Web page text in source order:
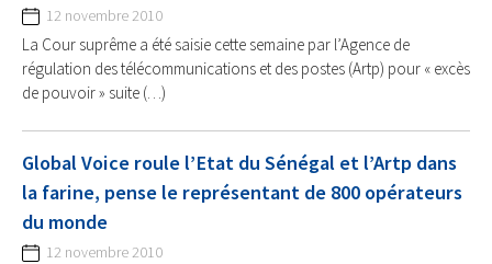
12 novembre 2010
La Cour suprême a été saisie cette semaine par l’Agence de
régulation des télécommunications et des postes (Artp) pour « excès
de pouvoir » suite (…)
Global Voice roule l’Etat du Sénégal et l’Artp dans
la farine, pense le représentant de 800 opérateurs
du monde
12 novembre 2010